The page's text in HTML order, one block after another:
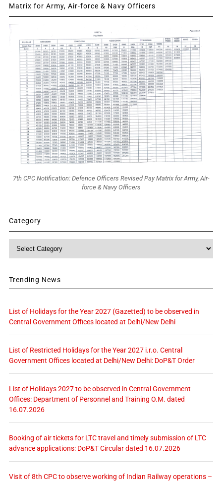
Matrix for Army, Air-force & Navy Officers
7th CPC Notification: Defence Officers Revised Pay Matrix for Army, Air-
force & Navy Officers
Category
Trending News
List of Holidays for the Year 2027 (Gazetted) to be observed in
Central Government Offices located at Delhi/New Delhi
List of Restricted Holidays for the Year 2027 i.r.o. Central
Government Offices located at Delhi/New Delhi: DoP&T Order
List of Holidays 2027 to be observed in Central Government
Offices: Department of Personnel and Training O.M. dated
16.07.2026
Booking of air tickets for LTC travel and timely submission of LTC
advance applications: DoP&T Circular dated 16.07.2026
Visit of 8th CPC to observe working of Indian Railway operations –